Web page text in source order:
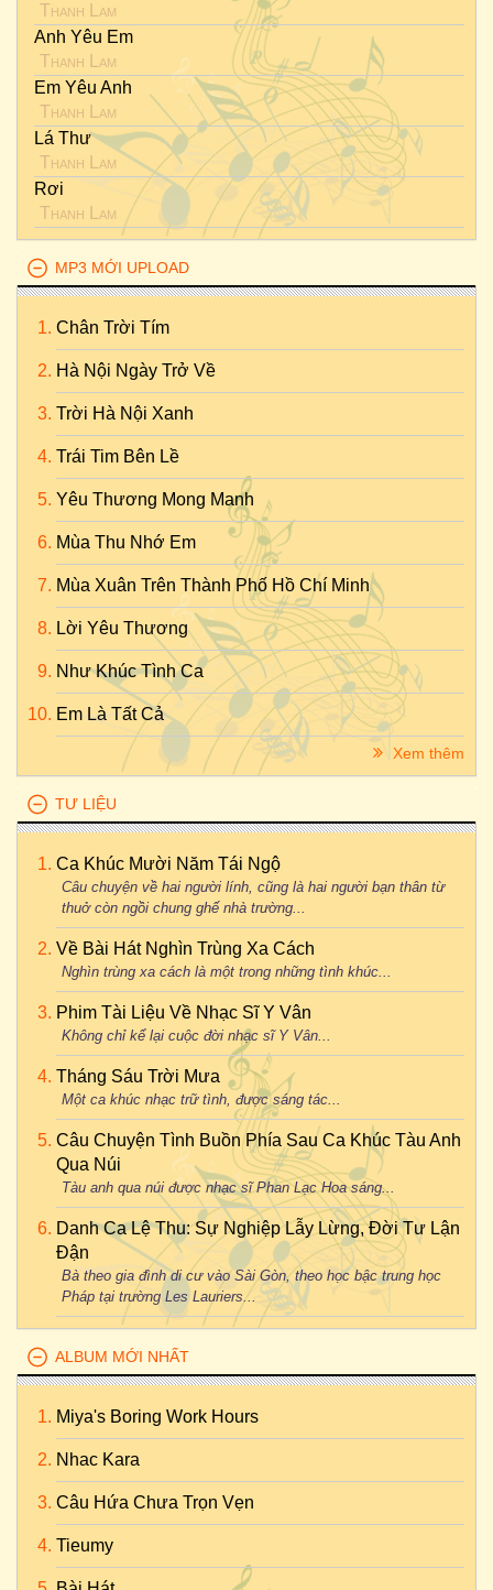
Thanh Lam
Anh Yêu Em
Thanh Lam
Em Yêu Anh
Thanh Lam
Lá Thư
Thanh Lam
Rơi
Thanh Lam
MP3 MỚI UPLOAD
Chân Trời Tím
Hà Nội Ngày Trở Về
Trời Hà Nội Xanh
Trái Tim Bên Lề
Yêu Thương Mong Manh
Mùa Thu Nhớ Em
Mùa Xuân Trên Thành Phố Hồ Chí Minh
Lời Yêu Thương
Như Khúc Tình Ca
Em Là Tất Cả
Xem thêm
TƯ LIỆU
Ca Khúc Mười Năm Tái Ngộ
Câu chuyện về hai người lính, cũng là hai người bạn thân từ
thuở còn ngồi chung ghế nhà trường...
Về Bài Hát Nghìn Trùng Xa Cách
Nghìn trùng xa cách là một trong những tình khúc...
Phim Tài Liệu Về Nhạc Sĩ Y Vân
Không chỉ kể lại cuộc đời nhạc sĩ Y Vân...
Tháng Sáu Trời Mưa
Một ca khúc nhạc trữ tình, được sáng tác...
Câu Chuyện Tình Buồn Phía Sau Ca Khúc Tàu Anh
Qua Núi
Tàu anh qua núi được nhạc sĩ Phan Lạc Hoa sáng...
Danh Ca Lệ Thu: Sự Nghiệp Lẫy Lừng, Đời Tư Lận
Đận
Bà theo gia đình di cư vào Sài Gòn, theo học bậc trung học
Pháp tại trường Les Lauriers...
ALBUM MỚI NHẤT
Miya's Boring Work Hours
Nhac Kara
Câu Hứa Chưa Trọn Vẹn
Tieumy